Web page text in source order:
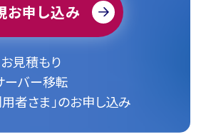
お申し込み
お見積もり
ーバー移転
用者さま」のお申し込み